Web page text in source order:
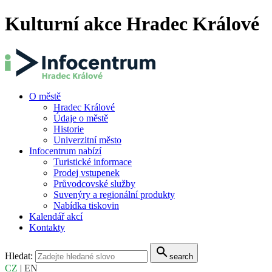
Kulturní akce Hradec Králové
O městě
Hradec Králové
Údaje o městě
Historie
Univerzitní město
Infocentrum nabízí
Turistické informace
Prodej vstupenek
Průvodcovské služby
Suvenýry a regionální produkty
Nabídka tiskovin
Kalendář akcí
Kontakty
Hledat: search search
CZ | EN